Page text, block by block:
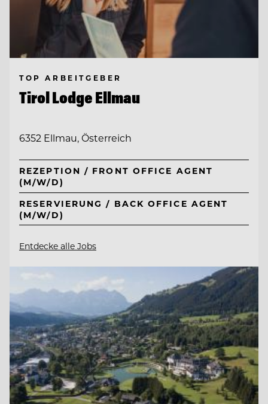
TOP ARBEITGEBER
Tirol Lodge Ellmau
6352 Ellmau, Österreich
REZEPTION / FRONT OFFICE AGENT
(M/W/D)
RESERVIERUNG / BACK OFFICE AGENT
(M/W/D)
Entdecke alle Jobs